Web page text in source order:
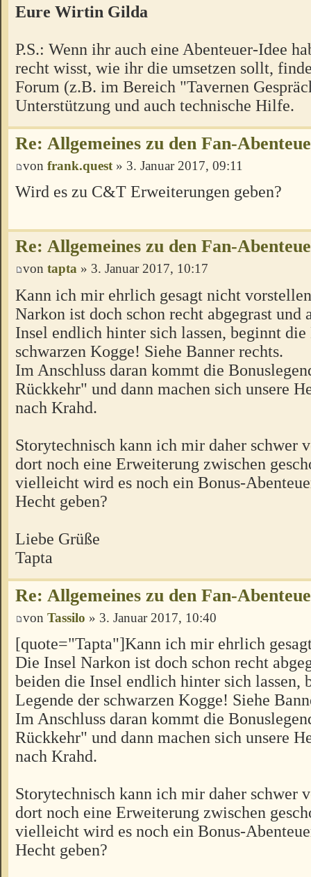
Eure Wirtin Gilda
P.S.: Wenn ihr auch eine Abenteuer-Idee
recht wisst, wie ihr die umsetzen sollt,
Forum (z.B. im Bereich "Tavernen
Unterstützung und auch technische Hilfe.
Re: Allgemeines zu den Fan-
von frank.quest » 3. Januar 2017, 09:11
Wird es zu C&T Erweiterungen geben?
Re: Allgemeines zu den Fan-
von tapta » 3. Januar 2017, 10:17
Kann ich mir ehrlich gesagt nicht
Narkon ist doch schon recht abgegrast und
Insel endlich hinter sich lassen, beginnt die
schwarzen Kogge! Siehe Banner rechts.
Im Anschluss daran kommt die
Rückkehr" und dann machen sich unsere
nach Krahd.
Storytechnisch kann ich mir daher schwer
dort noch eine Erweiterung zwischen
vielleicht wird es noch ein Bonus-
Hecht geben?
Liebe Grüße
Tapta
Re: Allgemeines zu den Fan-
von Tassilo » 3. Januar 2017, 10:40
[quote="Tapta"]Kann ich mir ehrlich
Die Insel Narkon ist doch schon recht
beiden die Insel endlich hinter sich lassen,
Legende der schwarzen Kogge! Siehe
Im Anschluss daran kommt die
Rückkehr" und dann machen sich unsere
nach Krahd.
Storytechnisch kann ich mir daher schwer
dort noch eine Erweiterung zwischen
vielleicht wird es noch ein Bonus-
Hecht geben?